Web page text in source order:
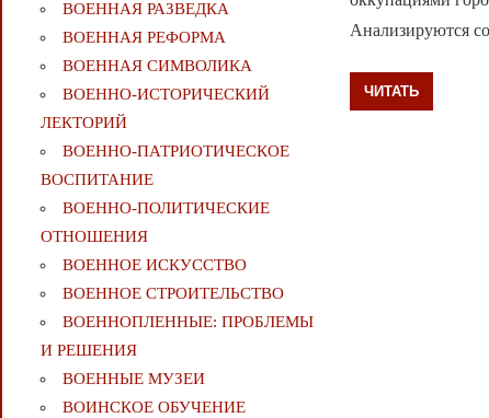
Анализируются
ЧИТАТЬ
ВОЕННАЯ РАЗВЕДКА
ВОЕННАЯ РЕФОРМА
ВОЕННАЯ СИМВОЛИКА
ВОЕННО-ИСТОРИЧЕСКИЙ
ЛЕКТОРИЙ
ВОЕННО-ПАТРИОТИЧЕСКОЕ
ВОСПИТАНИЕ
ВОЕННО-ПОЛИТИЧЕСКИE
ОТНОШЕНИЯ
ВОЕННОЕ ИСКУССТВО
ВОЕННОЕ СТРОИТЕЛЬСТВО
ВОЕННОПЛЕННЫЕ: ПРОБЛЕМЫ
И РЕШЕНИЯ
ВОЕННЫЕ МУЗЕИ
ВОИНСКОЕ ОБУЧЕНИЕ